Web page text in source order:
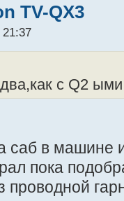
TV-QX3
с Q2
саб в машине
пока
проводной